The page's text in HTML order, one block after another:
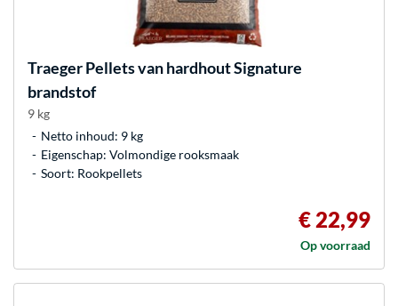
TraegerPellets van hardhout Signature
brandstof
9 kg
Netto inhoud: 9 kg
Eigenschap: Volmondige rooksmaak
Soort: Rookpellets
€ 22,99
Op voorraad